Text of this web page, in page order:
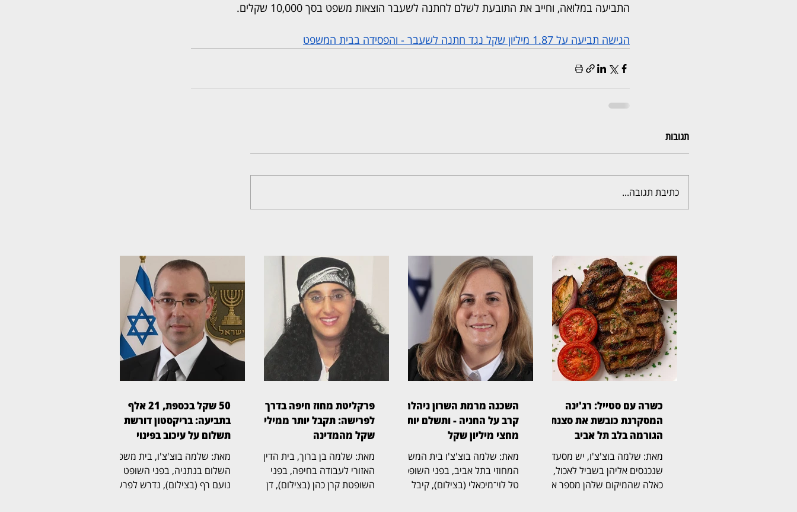
התביעה במלואה, וחייב את התובעת לשלם לחתנה לשעבר הוצאות משפט בסך 10,000 שקלים.
הגישה תביעה על 1.87 מיליון שקל נגד חתנה לשעבר - והפסידה בבית המשפט
תגובות
כתיבת תגובה...
כשרה עם סטייל: רג'ינה
המסקרנת כובשת את סצנת
הגורמה בלב תל אביב
מאת: שלמה בוצ'צ'ו, יש מסעדות
שנכנסים אליהן בשביל לאכול, ויש
כאלה שהמיקום שלהן מספר את
השכנה מרמת השרון ניהלה
קרב על החניה - ותשלם יותר
מחצי מיליון שקל
מאת: שלמה בוצ'צ'ו בית המשפט
המחוזי בתל אביב, בפני השופטת
טל לוי־מיכאלי (בצילום), קיבל
פרקליטת מחוז חיפה בדרך
לפרישה: תקבל יותר ממיליון
שקל מהמדינה
מאת: שלמה בן ברוך, בית הדין
האזורי לעבודה בחיפה, בפני
השופטת קרן כהן (בצילום), דן
50 שקל בכספת, 21 אלף
בתביעה: בריקסטון דורשת
תשלום על עיכוב בפינוי
מאת: שלמה בוצ'צ'ו, בית משפט
השלום בנתניה, בפני השופט
נועם רף (בצילום), נדרש לפרשה